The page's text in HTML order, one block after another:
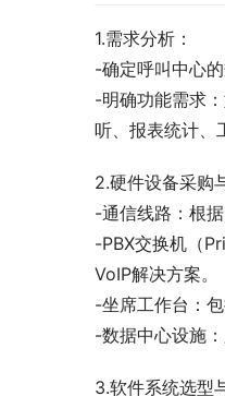
1.需求分析：
-确定呼叫中心
-明确功能需求
听、报表统计、
2.硬件设备采购
-通信线路：根
-PBX交换机（
VoIP解决方案。
-坐席工作台：
-数据中心设施
3.软件系统选型